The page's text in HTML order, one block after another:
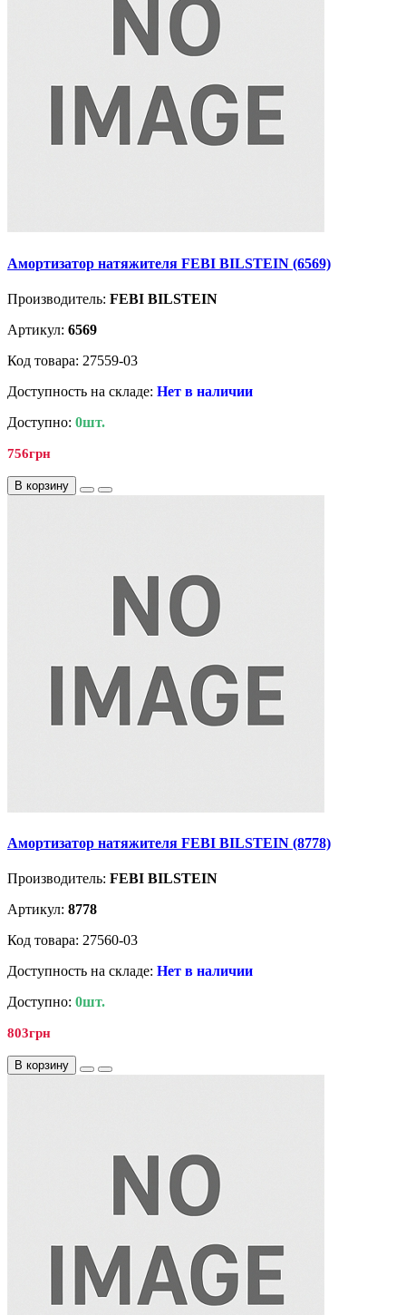
Амортизатор натяжителя FEBI BILSTEIN (6569)
Производитель: FEBI BILSTEIN
Артикул: 6569
Код товара: 27559-03
Доступность на складе: Нет в наличии
Доступно: 0шт.
756грн
В корзину
Амортизатор натяжителя FEBI BILSTEIN (8778)
Производитель: FEBI BILSTEIN
Артикул: 8778
Код товара: 27560-03
Доступность на складе: Нет в наличии
Доступно: 0шт.
803грн
В корзину